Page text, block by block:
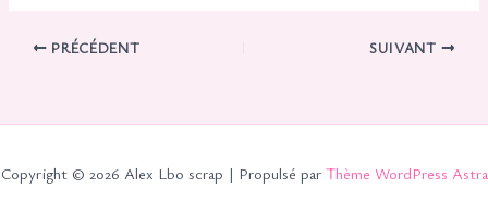
PRÉCÉDENT SUIVANT
Copyright © 2026 Alex Lbo scrap | Propulsé par Thème WordPress Astra